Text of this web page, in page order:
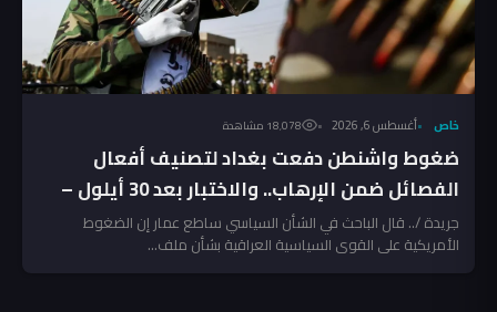
خاص أغسطس 6, 2026 18٬078 مشاهدة
ضغوط واشنطن دفعت بغداد لتصنيف أفعال
الفصائل ضمن الإرهاب.. والاختبار بعد 30 أيلول –
تحليل
جريدة /.. قال الباحث في الشأن السياسي ساطع عمار إن الضغوط
الأمريكية على القوى السياسية العراقية بشأن ملف...